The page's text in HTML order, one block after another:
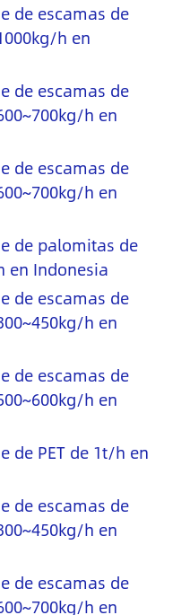
de escamas de
h en
de escamas de
h en
de escamas de
h en
de palomitas de
en Indonesia
de escamas de
h en
de escamas de
h en
de PET de 1t/h en
de escamas de
h en
de escamas de
h en